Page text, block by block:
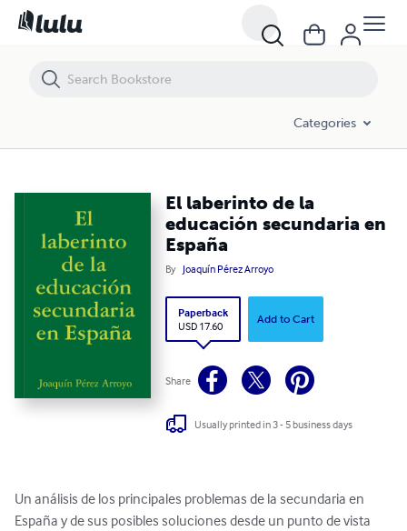
Categories
El laberinto de la
educación secundaria en
España
By Joaquín Pérez Arroyo
Paperback
USD 17.60
Add to Cart
Share
Usually printed in 3 - 5 business days
Un análisis de los principales problemas de la secundaria en
España y de sus posibles soluciones desde un punto de vista
El laberinto de la educación secundaria en España